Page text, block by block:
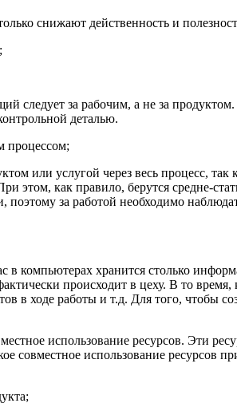
снижают действенность и
следует за рабочим, а не за
деталью.
процессом;
или услугой через весь процесс,
этом, как правило, берутся средне-
поэтому за работой необходимо
компьютерах хранится столько
происходит в цеху. В то
в ходе работы и т.д. Для того, чтобы
использование ресурсов. Эти
совместное использование